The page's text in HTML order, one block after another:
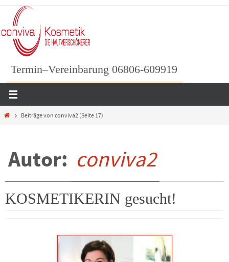
Inhalt
springen
Termin–Vereinbarung 06806-609919
HomeBeiträge von conviva2 (Seite 17)
Autor: conviva2
KOSMETIKERIN gesucht!